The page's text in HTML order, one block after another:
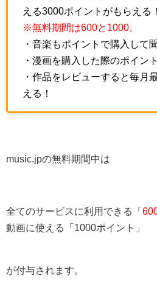
える3000ポイントがもらえる！
※無料期間は600と1000。
・音楽もポイントで購入して
・漫画を購入した際のポイン
・作品をレビューすると毎月
える！
music.jpの無料期間中は
全てのサービスに利用できる「
動画に使える「1000ポイント」
が付与されます。